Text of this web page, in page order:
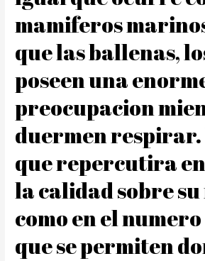
mamiferos
que las ballenas,
poseen una
preocupacion
duermen
que repercutira
la calidad sobre
como en el
que se permiten